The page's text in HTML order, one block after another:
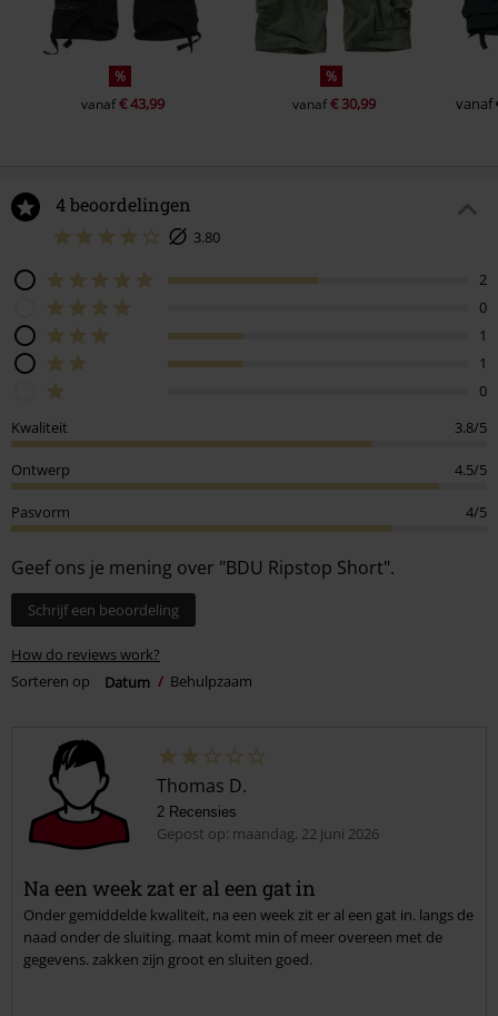
%
vanaf€ 43,99
%
vanaf€ 30,99 vanaf
4 beoordelingen
3.80
2
0
1
1
0
Kwaliteit
3.8/5
Ontwerp 4.5/5
Pasvorm 4/5
Geef ons je mening over "BDU Ripstop Short".
Schrijf een beoordeling
How do reviews work?
Sorteren op
Datum Behulpzaam
Thomas D.
2 Recensies
Gepost op: maandag, 22 juni 2026
Na een week zat er al een gat in
Onder gemiddelde kwaliteit, na een week zit er al een gat in. langs de
naad onder de sluiting. maat komt min of meer overeen met de
gegevens. zakken zijn groot en sluiten goed.